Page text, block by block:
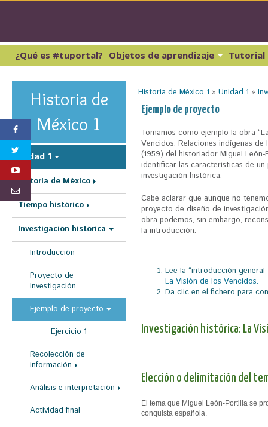
¿Qué es #tuportal? Objetos de aprendizaje
Lectura y Redacción 2
Lectura y Redacción 3
Lectura y Redacción 4
Inglés 1
Matemáticas 1
Matemáticas 2
Tutorial
S
e
n
c
u
e
n
t
a
q
u
Historia de México 1 »Unidad 1 »
Ejemplo de proyecto
Tomamos como ejemplo la obra
Vencidos. Relaciones indígenas de
(1959) del historiador Miguel
identificar las características de
investigación histórica.
Cabe aclarar que aunque no
proyecto de diseño de
obra podemos, sin embargo,
la introducción.
Lee la “introducción
La Visión de los Vencidos.
Da clic en el fichero para
Investigación histórica: La
Elección o delimitación del
El tema que Miguel León-Portilla se
conquista española.
Historia de
México 1
Unidad 1
Historia de México
Tiempo histórico
Investigación histórica
Introducción
Proyecto de
Investigación
Ejemplo de proyecto
Ejercicio 1
Recolección de
información
Análisis e interpretación
Actividad final